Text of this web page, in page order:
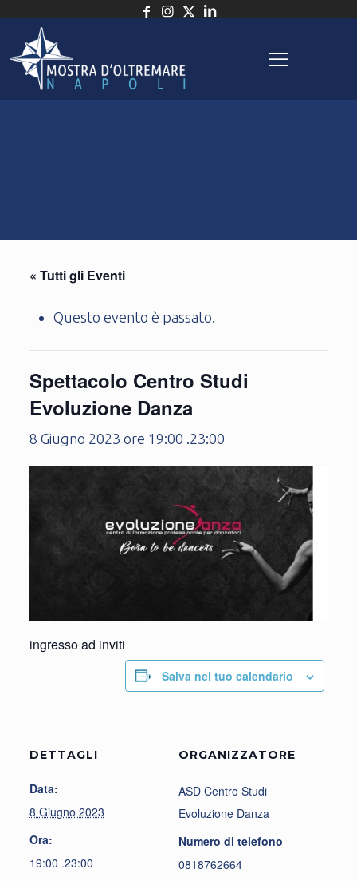
« Tutti gli Eventi
Questo evento è passato.
Spettacolo Centro Studi
Evoluzione Danza
8 Giugno 2023 ore 19:00 .23:00
ingresso ad inviti
Salva nel tuo calendario
DETTAGLI
Data:
8 Giugno 2023
Ora:
19:00 .23:00
ORGANIZZATORE
ASD Centro Studi
Evoluzione Danza
Numero di telefono
0818762664